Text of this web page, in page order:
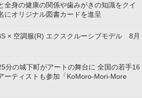
身の健康の関係や歯みがきの知識をクイ
にオリジナル図書カードを進呈
× 空調服(R) エクスクルーシブモデル 8月
分の城下町がアートの舞台に 全国の若手16
ーティストも参加「KoMoro-Mori-More